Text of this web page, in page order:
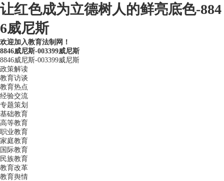
让红色成为立德树人的鲜亮底色-884
6威尼斯
欢迎加入教育法制网！
8846威尼斯-003399威尼斯
8846威尼斯-003399威尼斯
政策解读
教育访谈
教育热点
经验交流
专题策划
基础教育
高等教育
职业教育
家庭教育
国际教育
民族教育
教育改革
教育舆情